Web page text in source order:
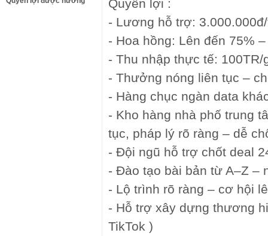
Quyền lợi :
- Lương hỗ trợ:
- Hoa hồng: Lên đến 75%
- Thu nhập thực tế: 100TR/
- Thưởng nóng liên tục –
- Hàng chục ngàn data
- Kho hàng nhà phố trung
tục, pháp lý rõ ràng – dễ
- Đội ngũ hỗ trợ chốt deal
- Đào tạo bài bản từ A–Z
- Lộ trình rõ ràng – cơ hội
- Hỗ trợ xây dựng thương
TikTok )